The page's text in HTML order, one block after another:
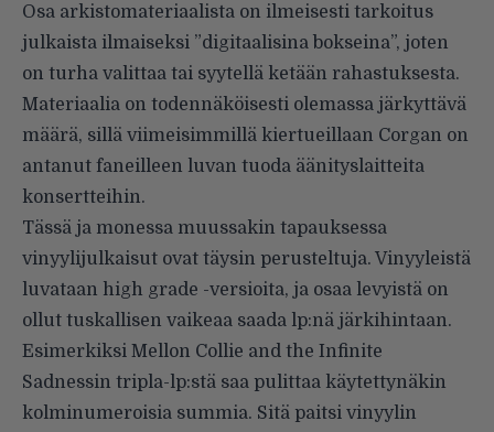
Osa arkistomateriaalista on ilmeisesti tarkoitus
julkaista ilmaiseksi ”digitaalisina bokseina”, joten
on turha valittaa tai syytellä ketään rahastuksesta.
Materiaalia on todennäköisesti olemassa järkyttävä
määrä, sillä viimeisimmillä kiertueillaan Corgan on
antanut faneilleen luvan tuoda äänityslaitteita
konsertteihin.
Tässä ja monessa muussakin tapauksessa
vinyylijulkaisut ovat täysin perusteltuja. Vinyyleistä
luvataan high grade -versioita, ja osaa levyistä on
ollut tuskallisen vaikeaa saada lp:nä järkihintaan.
Esimerkiksi Mellon Collie and the Infinite
Sadnessin tripla-lp:stä saa pulittaa käytettynäkin
kolminumeroisia summia. Sitä paitsi vinyylin